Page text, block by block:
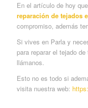
En el artículo de hoy
reparación de tejados
compromiso, además
Si vives en Parla y
para reparar el tejado
llámanos.
Esto no es todo si
visita nuestra web: